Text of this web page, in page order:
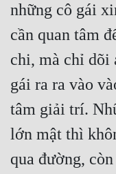
những cô gái
cần quan tâm
chi, mà chỉ dõi
gái ra ra vào
tâm giải trí.
lớn mật thì
qua đường,